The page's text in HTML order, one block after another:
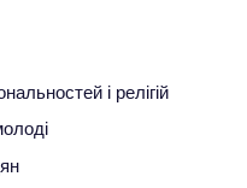
і релігій